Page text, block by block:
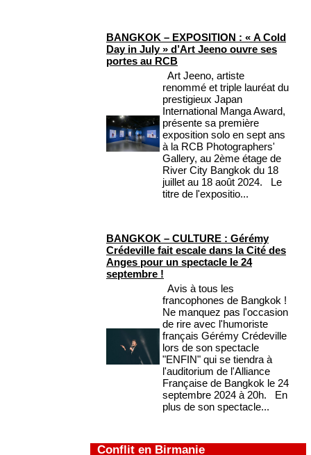
BANGKOK – EXPOSITION : « A Cold
Day in July » d’Art Jeeno ouvre ses
portes au RCB
Art Jeeno, artiste
renommé et triple lauréat du
prestigieux Japan
International Manga Award,
présente sa première
exposition solo en sept ans
à la RCB Photographers'
Gallery, au 2ème étage de
River City Bangkok du 18
juillet au 18 août 2024. Le
titre de l'expositio...
BANGKOK – CULTURE : Gérémy
Crédeville fait escale dans la Cité des
Anges pour un spectacle le 24
septembre !
Avis à tous les
francophones de Bangkok !
Ne manquez pas l'occasion
de rire avec l'humoriste
français Gérémy Crédeville
lors de son spectacle
"ENFIN" qui se tiendra à
l'auditorium de l'Alliance
Française de Bangkok le 24
septembre 2024 à 20h. En
plus de son spectacle...
Conflit en Birmanie